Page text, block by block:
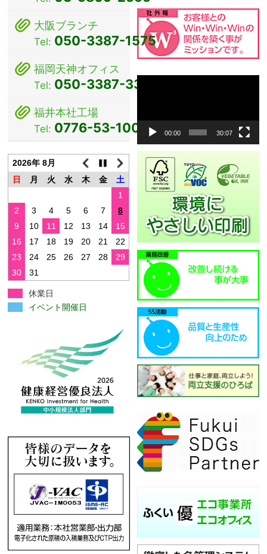
シ
ョ
ン
大阪ブランチ
Tel: 050-3387-1575
福岡天神オフィス
Tel: 050-3387-3381
福井本社工場
Tel: 0776-53-1000
2026年 8月
日
月 火 水 木 金
土
1
2
3 4 5 6 7
8
9
10 11 12 13 14
15
16
17 18 19 20 21
22
23
24 25 26 27 28
29
30
31
休業日
イベント開催日
動
レ
ー
ヤ
00:00 30:07